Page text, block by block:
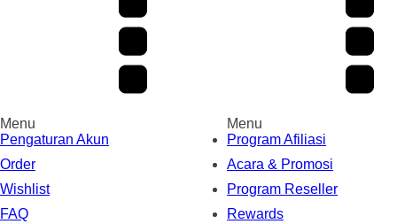
Menu
Pengaturan Akun
Order
Wishlist
FAQ
Menu
Program Afiliasi
Acara & Promosi
Program Reseller
Rewards